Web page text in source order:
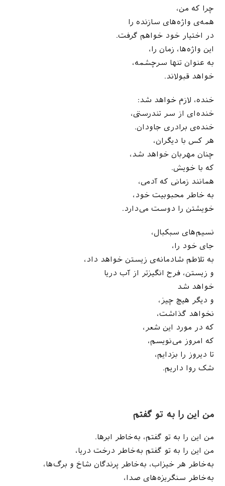
چرا که من،
همه‌ی واژه‌های سازنده را
در اختیار خود خواهم گرفت.
این واژه‌ها، زمان را،
به عنوان تنها سرچشمه،
خواهد قبولاند.
خنده، لازم خواهد شد:
خنده‌ای از سر تندرستی،
خنده‌ی برادری جاودان.
هر کس با دیگران،
چنان مهربان خواهد شد،
که با خویش.
همانند زمانی که آدمی،
به خاطر محبوبیت خود،
خویشتن را دوست می‌دارد.
نسیم‌های سبکبال،
جای خود را،
به تلاطم شادمانه‌ی زیستن خواهد داد،
و زیستن، فرح انگیزتر از آب دریا
خواهد شد
و دیگر هیچ چیز،
نخواهد گذاشت،
که در مورد این شعر،
که امروز می‌نویسم،
تا دیروز را بزدایم،
شک روا داریم.
من این را به تو گفتم
من این را به تو گفتم، به‌خاطر ابرها.
من این را به تو گفتم به‌خاطر درخت دریا،
به‌خاطر هر خیزاب، به‌خاطر پرندگان شاخ و برگ‌ها،
به‌خاطر سنگریزه‌های صدا،